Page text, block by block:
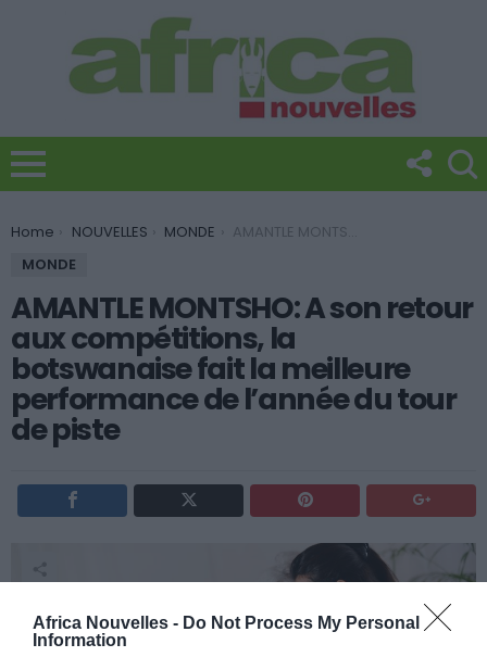
Africa Nouvelles - Do Not Process My Personal
Information
You are here:
Home NOUVELLES MONDE
AMANTLE MONTSHO: A son retour aux compétitions, la botswanaise fait la meilleure performance de l’année du tour de piste
MONDE
AMANTLE MONTSHO: A son retour
aux compétitions, la
botswanaise fait la meilleure
performance de l’année du tour
de piste